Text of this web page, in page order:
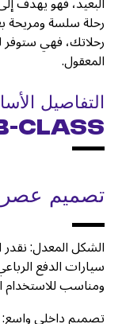
رحلة سلسة ومريحة
رحلاتك، فهي ستوفر
المعقول.
التفاصيل
Class
تصميم
الشكل المعدل:
ومناسب للاستخدام